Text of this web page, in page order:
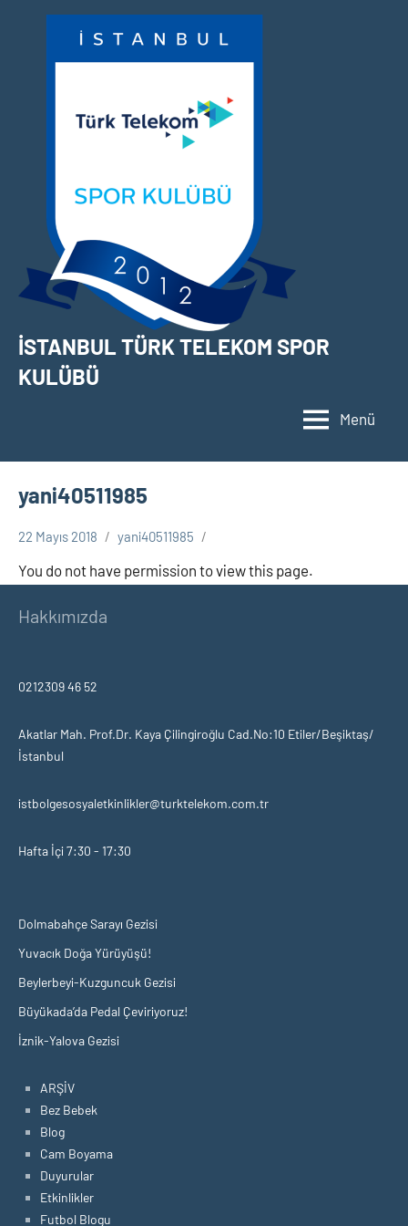
İSTANBUL TÜRK TELEKOM SPOR
KULÜBÜ
Menü
yani40511985
22 Mayıs 2018 yani40511985
You do not have permission to view this page.
Hakkımızda
0212309 46 52
Akatlar Mah. Prof.Dr. Kaya Çilingiroğlu Cad.No:10 Etiler/Beşiktaş/
İstanbul
istbolgesosyaletkinlikler@turktelekom.com.tr
Hafta İçi 7:30 - 17:30
Dolmabahçe Sarayı Gezisi
Yuvacık Doğa Yürüyüşü!
Beylerbeyi-Kuzguncuk Gezisi
Büyükada’da Pedal Çeviriyoruz!
İznik-Yalova Gezisi
ARŞİV
Bez Bebek
Blog
Cam Boyama
Duyurular
Etkinlikler
Futbol Blogu